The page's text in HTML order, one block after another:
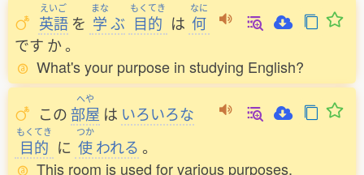
えいご
英語 を
まな
学ぶ
もくてき
目的 は
なに
何
です か。
What's your purpose in studying English?
この
へや
部屋 は いろいろな
もくてき
目的 に
つか
使われる 。
This room is used for various purposes.